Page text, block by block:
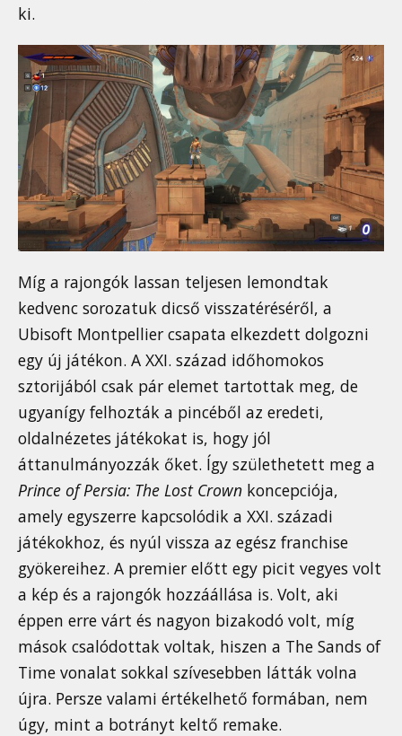
ki.
Míg a rajongók lassan teljesen lemondtak
kedvenc sorozatuk dicső visszatéréséről, a
Ubisoft Montpellier csapata elkezdett dolgozni
egy új játékon. A XXI. század időhomokos
sztorijából csak pár elemet tartottak meg, de
ugyanígy felhozták a pincéből az eredeti,
oldalnézetes játékokat is, hogy jól
áttanulmányozzák őket. Így születhetett meg a
Prince of Persia: The Lost Crown koncepciója,
amely egyszerre kapcsolódik a XXI. századi
játékokhoz, és nyúl vissza az egész franchise
gyökereihez. A premier előtt egy picit vegyes volt
a kép és a rajongók hozzáállása is. Volt, aki
éppen erre várt és nagyon bizakodó volt, míg
mások csalódottak voltak, hiszen a The Sands of
Time vonalat sokkal szívesebben látták volna
újra. Persze valami értékelhető formában, nem
úgy, mint a botrányt keltő remake.